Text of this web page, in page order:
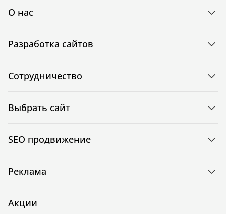
О нас
Разработка сайтов
Сотрудничество
Выбрать сайт
SEO продвижение
Реклама
Акции